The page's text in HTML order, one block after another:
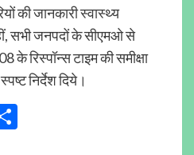
की जानकारी स्वास्थ्य
सभी जनपदों के सीएमओ से
रिस्पॉन्स टाइम की समीक्षा
निर्देश दिये।